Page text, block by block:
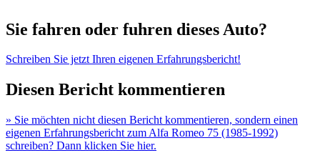
Sie fahren oder fuhren dieses Auto?
Schreiben Sie jetzt Ihren eigenen Erfahrungsbericht!
Diesen Bericht kommentieren
» Sie möchten nicht diesen Bericht kommentieren, sondern einen
eigenen Erfahrungsbericht zum Alfa Romeo 75 (1985-1992)
schreiben? Dann klicken Sie hier.